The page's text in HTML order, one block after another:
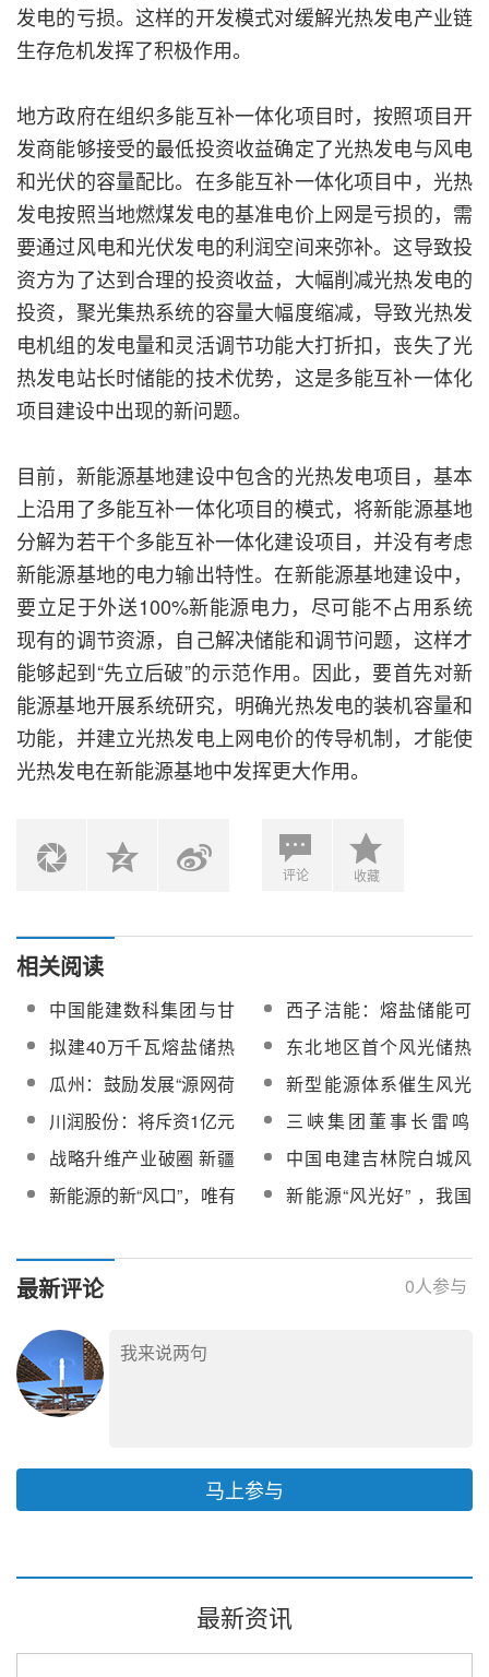
发电的亏损。这样的开发模式对缓解光热发电产业链
生存危机发挥了积极作用。
地方政府在组织多能互补一体化项目时，按照项目开
发商能够接受的最低投资收益确定了光热发电与风电
和光伏的容量配比。在多能互补一体化项目中，光热
发电按照当地燃煤发电的基准电价上网是亏损的，需
要通过风电和光伏发电的利润空间来弥补。这导致投
资方为了达到合理的投资收益，大幅削减光热发电的
投资，聚光集热系统的容量大幅度缩减，导致光热发
电机组的发电量和灵活调节功能大打折扣，丧失了光
热发电站长时储能的技术优势，这是多能互补一体化
项目建设中出现的新问题。
目前，新能源基地建设中包含的光热发电项目，基本
上沿用了多能互补一体化项目的模式，将新能源基地
分解为若干个多能互补一体化建设项目，并没有考虑
新能源基地的电力输出特性。在新能源基地建设中，
要立足于外送100%新能源电力，尽可能不占用系统
现有的调节资源，自己解决储能和调节问题，这样才
能够起到“先立后破”的示范作用。因此，要首先对新
能源基地开展系统研究，明确光热发电的装机容量和
功能，并建立光热发电上网电价的传导机制，才能使
光热发电在新能源基地中发挥更大作用。
评论 收藏
相关阅读
中国能建数科集团与甘
肃省永昌县人民政府签
订风光储一体化项目投
资合作框架协议
西子洁能：熔盐储能可
从光热发电向火电灵活
性改造、风光储、零碳
工厂/园区等应用场景拓
展
拟建40万千瓦熔盐储热
系统！国家电投通辽75
万千瓦风光储项目获批
东北地区首个风光储热
一体化示范基地项目动
工建设
瓜州：鼓励发展“源网荷
储一体化”“风光氢储”“风
光火储”“风光储”“风储”
“光储”等多能互补开发模
式
新型能源体系催生风光
储一体化
川润股份：将斥资1亿元
成立子公司拓展风光储
氢等装备制造业务
三峡集团董事长雷鸣
山：风光储将成三峡未
来发力重点
战略升维产业破圈 新疆
铺开水风光储一体化发
展新格局
中国电建吉林院白城风
光储热一体化项目群“鹤
城之光”党建品牌揭牌
新能源的新“风口”，唯有
新能源“风光好” ，我国
最新评论 0人参与
马上参与
最新资讯